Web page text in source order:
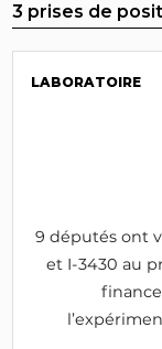
3 prises de
LABORATOIRE
9 députés ont
et I-3430 au